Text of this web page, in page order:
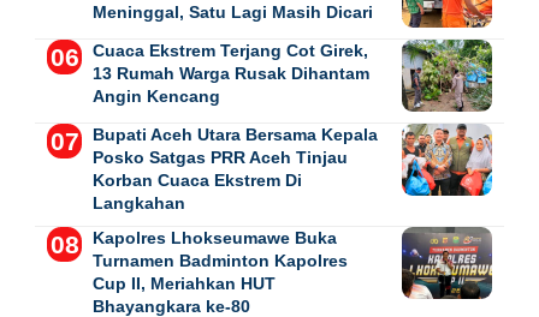
Meninggal, Satu Lagi Masih Dicari
Cuaca Ekstrem Terjang Cot Girek,
13 Rumah Warga Rusak Dihantam
Angin Kencang
Bupati Aceh Utara Bersama Kepala
Posko Satgas PRR Aceh Tinjau
Korban Cuaca Ekstrem Di
Langkahan
Kapolres Lhokseumawe Buka
Turnamen Badminton Kapolres
Cup II, Meriahkan HUT
Bhayangkara ke-80